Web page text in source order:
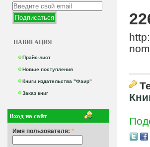
НАВИГАЦИЯ
Прайс-лист
Новые поступления
Книги издательства "Фаир"
Заказ книг
Вход на сайт
Имя пользователя: *